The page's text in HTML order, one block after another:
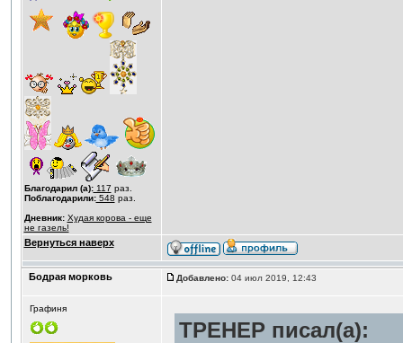
Благодарил (а):117 раз.
Поблагодарили:548 раз.
Дневник: Худая корова - еще
не газель!
Вернуться наверх
Бодрая морковь Добавлено:04 июл 2019, 12:43
Графиня
ТРЕНЕР писал(а):